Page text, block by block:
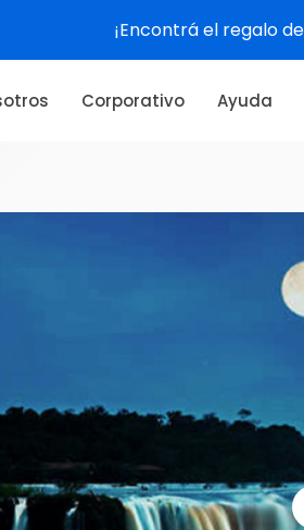
¡Encontrá el regalo
Corporativo Ayuda